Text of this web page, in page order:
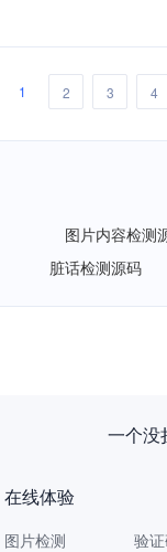
1 2 3 4
图片内容检测
脏话检测源码
一个没
在线体验
图片检测
验